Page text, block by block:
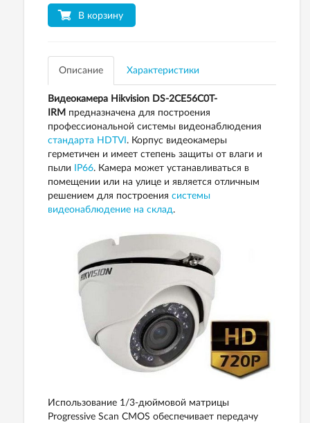
В корзину
Описание Характеристики
Видеокамера Hikvision DS-2CE56C0T-
IRM предназначена для построения
профессиональной системы видеонаблюдения
стандарта HDTVI . Корпус видеокамеры
герметичен и имеет степень защиты от влаги и
пыли
IP66. Камера может устанавливаться в
помещении или на улице и является отличным
решением для построения системы
видеонаблюдение на склад.
Использование 1/3-дюймовой матрицы
Progressive Scan CMOS обеспечивает передачу